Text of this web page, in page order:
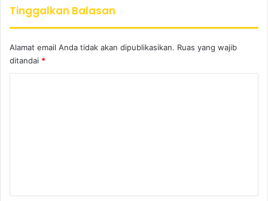
Tinggalkan Balasan
Alamat email Anda tidak akan dipublikasikan. Ruas yang wajib
ditandai *